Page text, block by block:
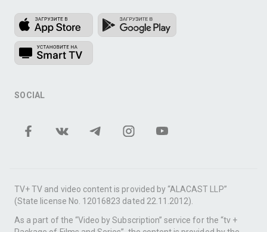
SOCIAL
TV+ TV and video content is provided by “ALACAST LLP”
(State license No. 12016823 dated 22.11.2012).
As a part of the “Video by Subscription” service for the “tv +